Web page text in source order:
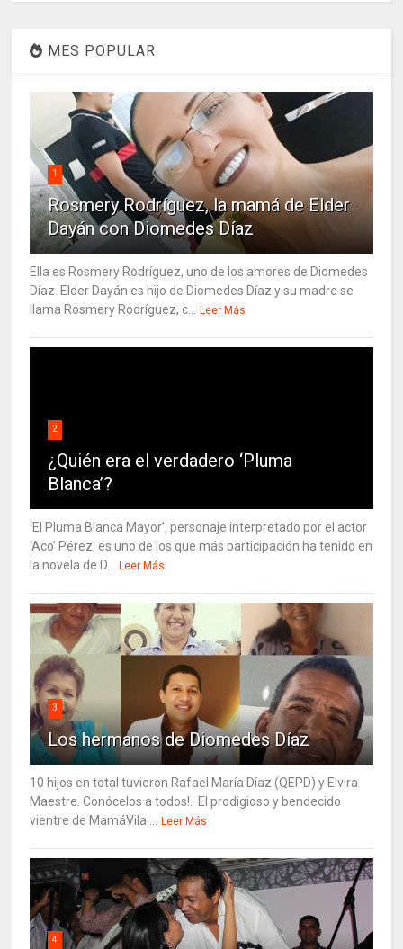
MES POPULAR
1
Rosmery Rodríguez, la mamá de Elder
Dayán con Diomedes Díaz
Ella es Rosmery Rodríguez, uno de los amores de Diomedes
Díaz. Elder Dayán es hijo de Diomedes Díaz y su madre se
llama Rosmery Rodríguez, c...
Leer Más
2
¿Quién era el verdadero ‘Pluma
Blanca’?
‘El Pluma Blanca Mayor’, personaje interpretado por el actor
‘Aco’ Pérez, es uno de los que más participación ha tenido en
la novela de D...
Leer Más
3
Los hermanos de Diomedes Díaz
10 hijos en total tuvieron Rafael María Díaz (QEPD) y Elvira
Maestre. Conócelos a todos!. El prodigioso y bendecido
vientre de MamáVila ...
Leer Más
4